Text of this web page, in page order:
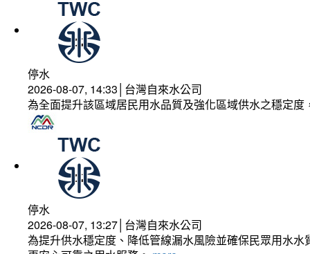
停水
2026-08-07, 14:33│台灣自來水公司
為全面提升該區域居民用水品質及強化區域供水之穩定
停水
2026-08-07, 13:27│台灣自來水公司
為提升供水穩定度、降低管線漏水風險並確保民眾用水